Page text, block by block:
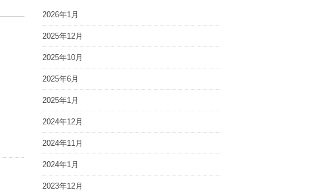
2026年1月
2025年12月
2025年10月
2025年6月
2025年1月
2024年12月
2024年11月
2024年1月
2023年12月